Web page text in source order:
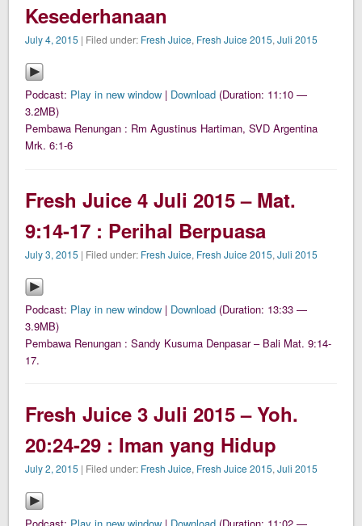
Kesederhanaan
July 4, 2015 | Filed under: Fresh Juice, Fresh Juice 2015,Juli 2015
Podcast: Play in new window | Download (Duration: 11:10 —
3.2MB)
Pembawa Renungan : Rm Agustinus Hartiman, SVD Argentina
Mrk. 6:1-6
Fresh Juice 4 Juli 2015 – Mat.
9:14-17 : Perihal Berpuasa
July 3, 2015 | Filed under: Fresh Juice, Fresh Juice 2015,Juli 2015
Podcast: Play in new window | Download (Duration: 13:33 —
3.9MB)
Pembawa Renungan : Sandy Kusuma Denpasar – Bali Mat. 9:14-
17.
Fresh Juice 3 Juli 2015 – Yoh.
20:24-29 : Iman yang Hidup
July 2, 2015 | Filed under: Fresh Juice, Fresh Juice 2015,Juli 2015